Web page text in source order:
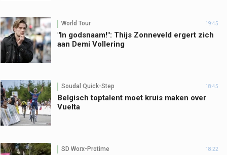
World Tour 19:45
"In godsnaam!": Thijs Zonneveld ergert zich
aan Demi Vollering
Soudal Quick-Step 18:45
Belgisch toptalent moet kruis maken over
Vuelta
SD Worx-Protime 18:22